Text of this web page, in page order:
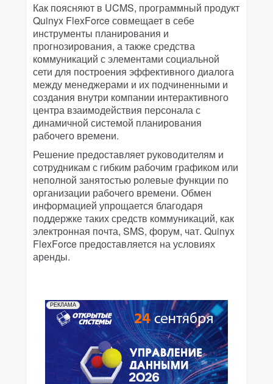
Как поясняют в UCMS, программный продукт
Quinyx FlexForce совмещает в себе
инструменты планирования и
прогнозирования, а также средства
коммуникаций с элементами социальной
сети для построения эффективного диалога
между менеджерами и их подчиненными и
создания внутри компании интерактивного
центра взаимодействия персонала с
динамичной системой планирования
рабочего времени.
Решение предоставляет руководителям и
сотрудникам с гибким рабочим графиком или
неполной занятостью ролевые функции по
организации рабочего времени. Обмен
информацией упрощается благодаря
поддержке таких средств коммуникаций, как
электронная почта, SMS, форум, чат. Quinyx
FlexForce предоставляется на условиях
аренды.
РЕКЛАМА